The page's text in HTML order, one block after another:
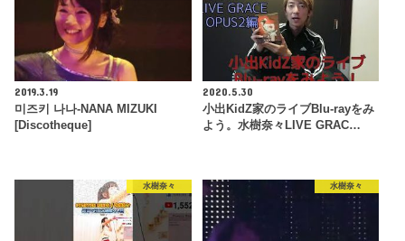
2019.3.19
미즈키 나나-NANA MIZUKI
[Discotheque]
2020.5.30
小出KidZ家のライブBlu-rayをみ
よう。水樹奈々LIVE GRAC…
水樹奈々 水樹奈々